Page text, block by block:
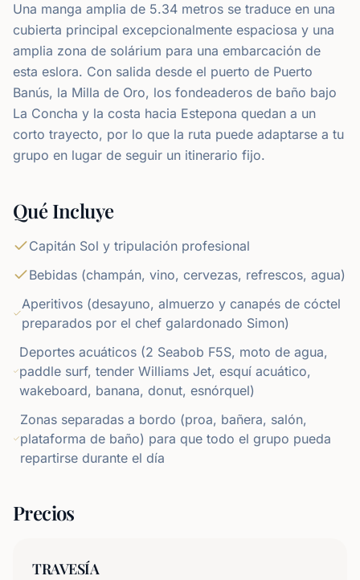
Una manga amplia de 5.34 metros se traduce en una
cubierta principal excepcionalmente espaciosa y una
amplia zona de solárium para una embarcación de
esta eslora. Con salida desde el puerto de Puerto
Banús, la Milla de Oro, los fondeaderos de baño bajo
La Concha y la costa hacia Estepona quedan a un
corto trayecto, por lo que la ruta puede adaptarse a tu
grupo en lugar de seguir un itinerario fijo.
Qué Incluye
Capitán Sol y tripulación profesional
Bebidas (champán, vino, cervezas, refrescos, agua)
Aperitivos (desayuno, almuerzo y canapés de cóctel
preparados por el chef galardonado Simon)
Deportes acuáticos (2 Seabob F5S, moto de agua,
paddle surf, tender Williams Jet, esquí acuático,
wakeboard, banana, donut, esnórquel)
Zonas separadas a bordo (proa, bañera, salón,
plataforma de baño) para que todo el grupo pueda
repartirse durante el día
Precios
TRAVESÍA